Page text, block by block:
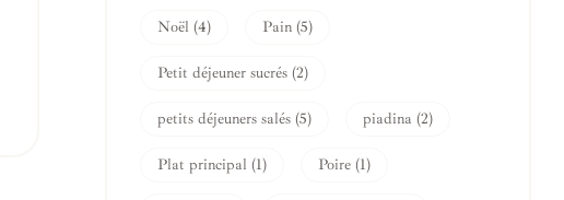
Noël (4) Pain (5)
Petit déjeuner sucrés (2)
petits déjeuners salés (5) piadina (2)
Plat principal (1) Poire (1)